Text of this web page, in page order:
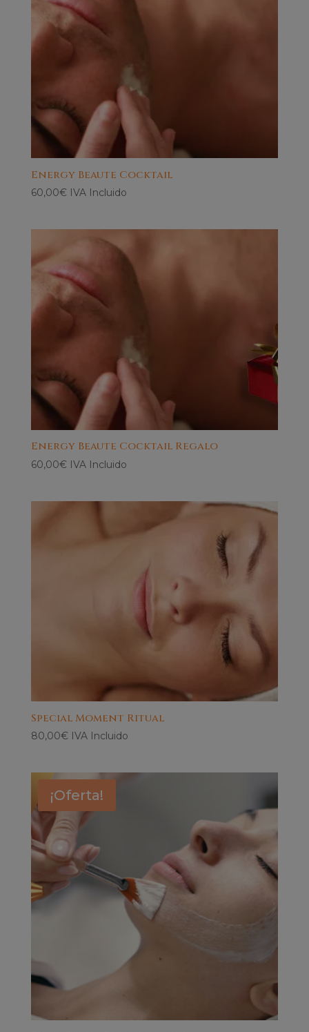
Energy Beaute Cocktail
60,00€ IVA Incluido
Energy Beaute Cocktail Regalo
60,00€ IVA Incluido
Special Moment Ritual
80,00€ IVA Incluido
¡Oferta!